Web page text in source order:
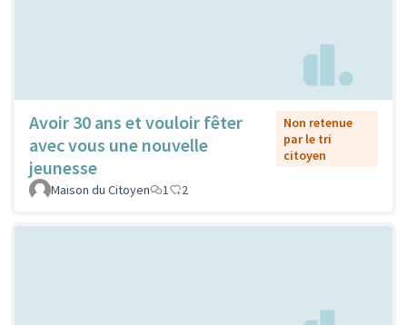
Avoir 30 ans et vouloir fêter
avec vous une nouvelle
jeunesse
Non retenue
par le tri
citoyen
Maison du Citoyen 1 2